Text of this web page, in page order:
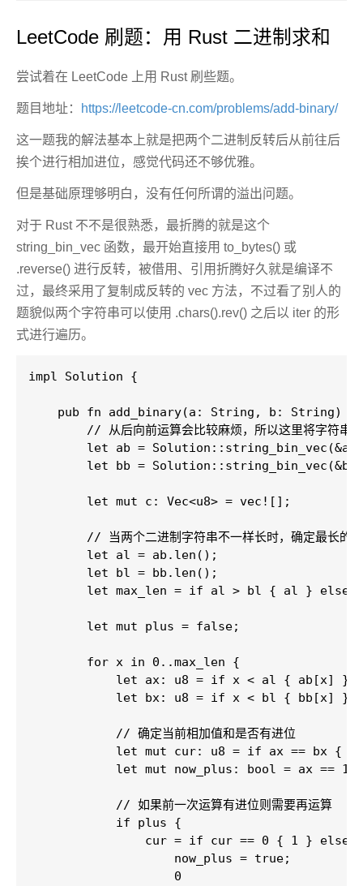
LeetCode 刷题：用 Rust 二进制求和
尝试着在 LeetCode 上用 Rust 刷些题。
题目地址： https://leetcode-cn.com/problems/add-binary/
这一题我的解法基本上就是把两个二进制反转后从前往后
挨个进行相加进位，感觉代码还不够优雅。
但是基础原理够明白，没有任何所谓的溢出问题。
对于 Rust 不不是很熟悉，最折腾的就是这个
string_bin_vec 函数，最开始直接用 to_bytes() 或
.reverse() 进行反转，被借用、引用折腾好久就是编译不
过，最终采用了复制成反转的 vec 方法，不过看了别人的
题貌似两个字符串可以使用 .chars().rev() 之后以 iter 的形
式进行遍历。
impl Solution {
pub fn add_binary(a: String, b: String) -
// 从后向前运算会比较麻烦，所以这里将字符串
        let ab = Solution::string_bin_vec(&a);
        let bb = Solution::string_bin_vec(&b);
        let mut c: Vec<u8> = vec![];
// 当两个二进制字符串不一样长时，确定最长的
        let al = ab.len();
        let bl = bb.len();
let max_len = if al > bl { al } else
        let mut plus = false;
        for x in 0..max_len {
let ax: u8 = if x < al { ab[x] }
let bx: u8 = if x < bl { bb[x] }
            // 确定当前相加值和是否有进位
let mut cur: u8 = if ax == bx { 0
let mut now_plus: bool = ax == 1
            // 如果前一次运算有进位则需要再运算
            if plus {
                cur = if cur == 0 { 1 } else {
                    now_plus = true;
                    0